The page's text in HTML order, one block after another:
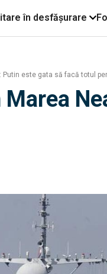
în desfășurare
este gata să facă totul